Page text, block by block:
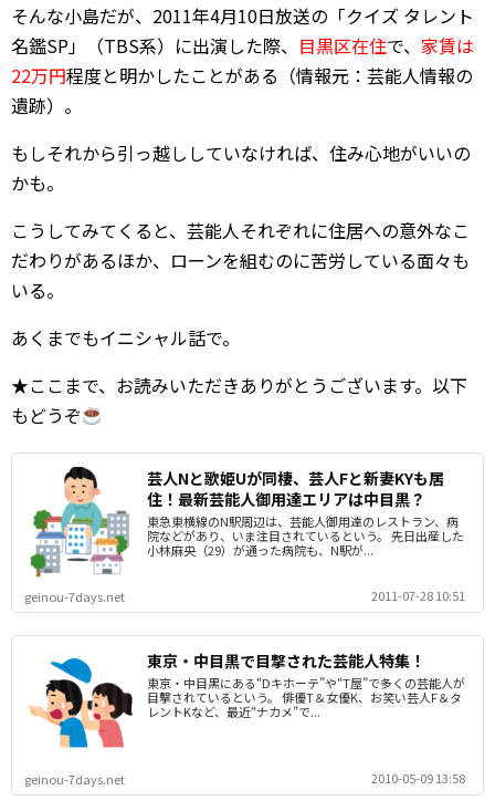
そんな小島だが、2011年4月10日放送の「クイズ タレント
名鑑SP」（TBS系）に出演した際、 目黒区在住で、 家賃は
22万円程度と明かしたことがある（情報元：芸能人情報の
遺跡）。
もしそれから引っ越ししていなければ、住み心地がいいの
かも。
こうしてみてくると、芸能人それぞれに住居への意外なこ
だわりがあるほか、ローンを組むのに苦労している面々も
いる。
あくまでもイニシャル話で。
★ここまで、お読みいただきありがとうございます。以下
もどうぞ
芸人Nと歌姫Uが同棲、芸人Fと新妻KYも居
住！最新芸能人御用達エリアは中目黒？
東急東横線のN駅周辺は、芸能人御用達のレストラン、病
院などがあり、いま注目されているという。 先日出産した
小林麻央（29）が通った病院も、N駅が...
geinou-7days.net 2011-07-28 10:51
東京・中目黒で目撃された芸能人特集！
東京・中目黒にある“Dキホーテ”や“T屋”で多くの芸能人が
目撃されているという。 俳優T＆女優K、お笑い芸人F＆タ
レントKなど、最近“ナカメ”で...
geinou-7days.net 2010-05-09 13:58